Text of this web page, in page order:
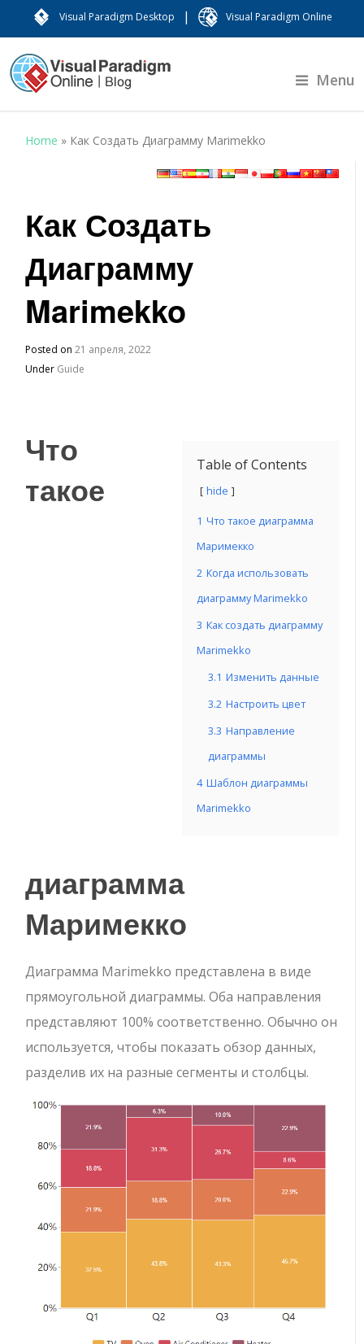
Visual Paradigm Desktop | Visual Paradigm Online
Menu
Home » Как Создать Диаграмму Marimekko
Как Создать
Диаграмму
Marimekko
Posted on21 апреля, 2022
Under Guide
Table of Contents
hide
1 Что такое диаграмма
Маримекко
2 Когда использовать
диаграмму Marimekko
3 Как создать диаграмму
Marimekko
3.1 Изменить данные
3.2 Настроить цвет
3.3 Направление
диаграммы
4 Шаблон диаграммы
Marimekko
Что
такое
диаграмма
Маримекко
Диаграмма Marimekko представлена ​​в виде
прямоугольной диаграммы. Оба направления
представляют 100% соответственно. Обычно он
используется, чтобы показать обзор данных,
разделив их на разные сегменты и столбцы.